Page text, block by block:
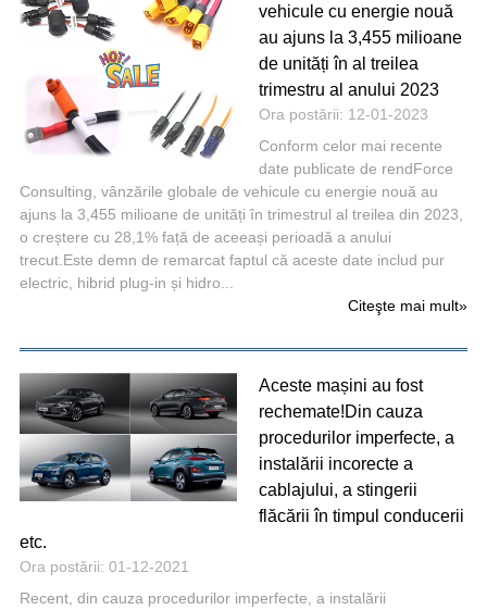
vehicule cu energie nouă
au ajuns la 3,455 milioane
de unități în al treilea
trimestru al anului 2023
Ora postării: 12-01-2023
Conform celor mai recente
date publicate de rendForce
Consulting, vânzările globale de vehicule cu energie nouă au
ajuns la 3,455 milioane de unități în trimestrul al treilea din 2023,
o creștere cu 28,1% față de aceeași perioadă a anului
trecut.Este demn de remarcat faptul că aceste date includ pur
electric, hibrid plug-in și hidro...
Citeşte mai mult»
Aceste mașini au fost
rechemate!Din cauza
procedurilor imperfecte, a
instalării incorecte a
cablajului, a stingerii
flăcării în timpul conducerii
etc.
Ora postării: 01-12-2021
Recent, din cauza procedurilor imperfecte, a instalării